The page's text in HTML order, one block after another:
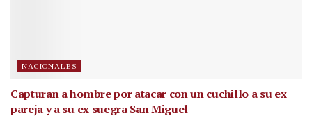
NACIONALES
Capturan a hombre por atacar con un cuchillo a su ex
pareja y a su ex suegra San Miguel